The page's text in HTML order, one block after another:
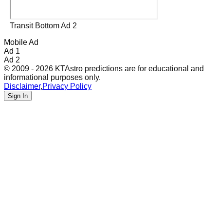
Transit Bottom Ad 2
Mobile Ad
Ad 1
Ad 2
© 2009 - 2026 KTAstro predictions are for educational and
informational purposes only.
Disclaimer,Privacy Policy
Sign In